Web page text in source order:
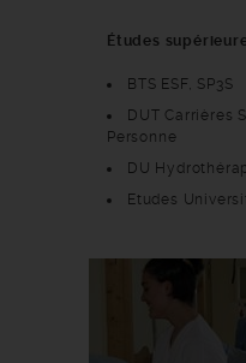
Études
BTS ESF, SP3S
DUT Carrières
Personne
DU
Etudes